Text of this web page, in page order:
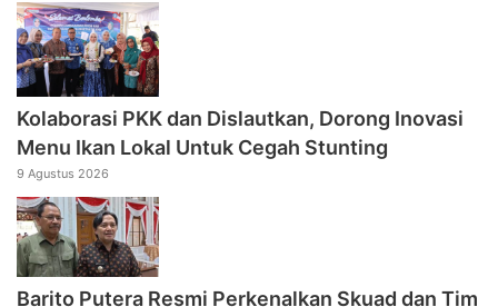
Kolaborasi PKK dan Dislautkan, Dorong Inovasi
Menu Ikan Lokal Untuk Cegah Stunting
9 Agustus 2026
Barito Putera Resmi Perkenalkan Skuad dan Tim